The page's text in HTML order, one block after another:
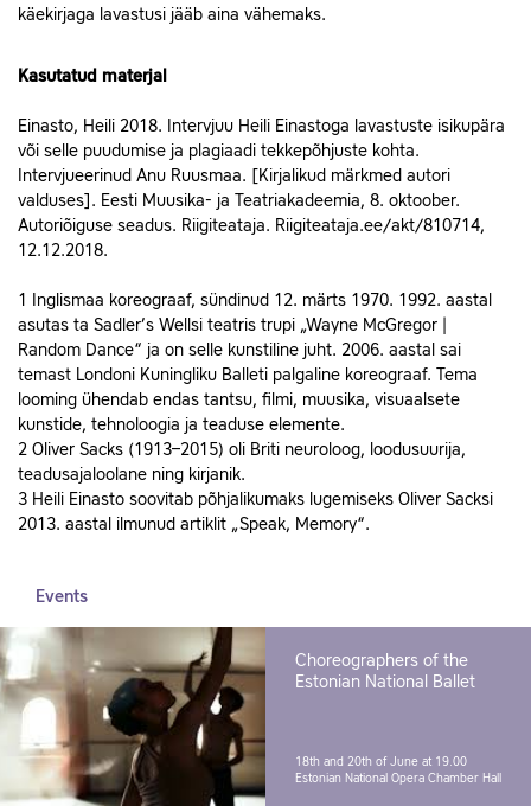
käekirjaga lavastusi jääb aina vähemaks.
Kasutatud materjal
Einasto, Heili 2018. Intervjuu Heili Einastoga lavastuste isikupära
või selle puudumise ja plagiaadi tekkepõhjuste kohta.
Intervjueerinud Anu Ruusmaa. [Kirjalikud märkmed autori
valduses]. Eesti Muusika- ja Teatriakadeemia, 8. oktoober.
Autoriõiguse seadus. Riigiteataja. Riigiteataja.ee/akt/810714,
12.12.2018.
1 Inglismaa koreograaf, sündinud 12. märts 1970. 1992. aastal
asutas ta Sadler’s Wellsi teatris trupi „Wayne McGregor |
Random Dance“ ja on selle kunstiline juht. 2006. aastal sai
temast Londoni Kuningliku Balleti palgaline koreograaf. Tema
looming ühendab endas tantsu, filmi, muusika, visuaalsete
kunstide, tehnoloogia ja teaduse elemente.
2 Oliver Sacks (1913–2015) oli Briti neuroloog, loodusuurija,
teadusajaloolane ning kirjanik.
3 Heili Einasto soovitab põhjalikumaks lugemiseks Oliver Sacksi
2013. aastal ilmunud artiklit „Speak, Memory“.
Events
Choreographers of the
Estonian National Ballet
18th and 20th of June at 19.00
Estonian National Opera Chamber Hall